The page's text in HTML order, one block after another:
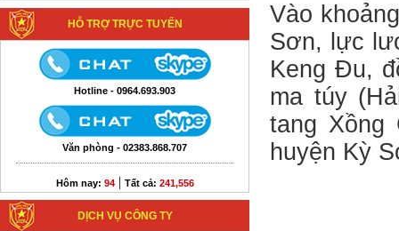
HỖ TRỢ TRỰC TUYẾN
Hotline - 0964.693.903
Văn phòng - 02383.868.707
Hôm nay: 94| Tất cả: 241,556
DỊCH VỤ CÔNG TY
Vào
Sơn, lực
Keng Đu,
ma túy
tang Xồng
huyện Kỳ